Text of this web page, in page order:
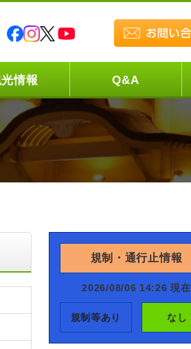
情報 Q&A
規制・通行止情報
2026/08/06 14:26 現在
規制等あり なし